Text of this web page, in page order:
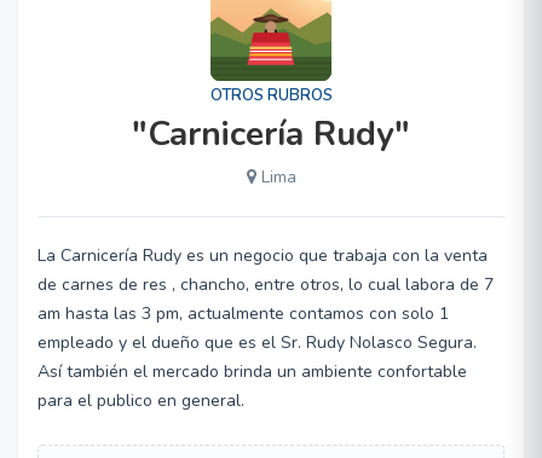
OTROS RUBROS
"Carnicería Rudy"
Lima
La Carnicería Rudy es un negocio que trabaja con la venta
de carnes de res , chancho, entre otros, lo cual labora de 7
am hasta las 3 pm, actualmente contamos con solo 1
empleado y el dueño que es el Sr. Rudy Nolasco Segura.
Así también el mercado brinda un ambiente confortable
para el publico en general.